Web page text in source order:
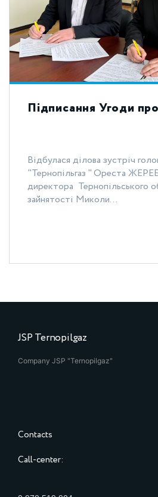
Підписання Угоди
Відбулася ділова зустріч
"Тернопільгаз " Ореста
директора Тернопільського
зайнятості Миколи...
JSP Ternopilgaz
Company JSP "Ternopilgaz"
Contacts
Call-center: